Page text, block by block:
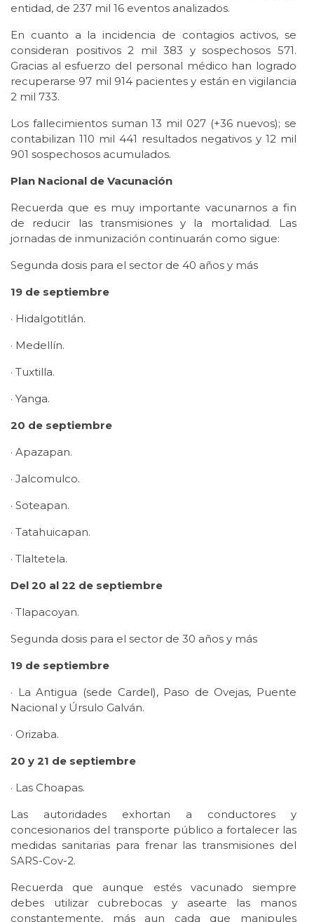
entidad, de 237 mil 16 eventos analizados.
En cuanto a la incidencia de contagios activos, se
consideran positivos 2 mil 383 y sospechosos 571.
Gracias al esfuerzo del personal médico han logrado
recuperarse 97 mil 914 pacientes y están en vigilancia
2 mil 733.
Los fallecimientos suman 13 mil 027 (+36 nuevos); se
contabilizan 110 mil 441 resultados negativos y 12 mil
901 sospechosos acumulados.
Plan Nacional de Vacunación
Recuerda que es muy importante vacunarnos a fin
de reducir las transmisiones y la mortalidad. Las
jornadas de inmunización continuarán como sigue:
Segunda dosis para el sector de 40 años y más
19 de septiembre
· Hidalgotitlán.
· Medellín.
· Tuxtilla.
· Yanga.
20 de septiembre
· Apazapan.
· Jalcomulco.
· Soteapan.
· Tatahuicapan.
· Tlaltetela.
Del 20 al 22 de septiembre
· Tlapacoyan.
Segunda dosis para el sector de 30 años y más
19 de septiembre
· La Antigua (sede Cardel), Paso de Ovejas, Puente
Nacional y Úrsulo Galván.
· Orizaba.
20 y 21 de septiembre
· Las Choapas.
Las autoridades exhortan a conductores y
concesionarios del transporte público a fortalecer las
medidas sanitarias para frenar las transmisiones del
SARS-Cov-2.
Recuerda que aunque estés vacunado siempre
debes utilizar cubrebocas y asearte las manos
constantemente, más aun cada que manipules